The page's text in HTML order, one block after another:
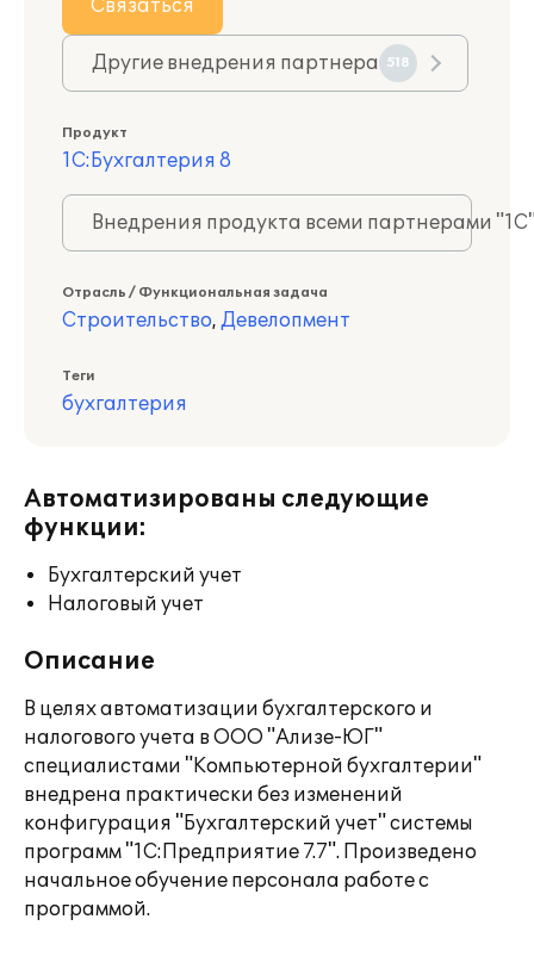
Связаться
Другие внедрения партнера 518
Продукт
1С:Бухгалтерия 8
Внедрения продукта всеми партнерами
Отрасль / Функциональная задача
Строительство, Девелопмент
Теги
бухгалтерия
Автоматизированы следующие
функции:
Бухгалтерский учет
Налоговый учет
Описание
В целях автоматизации бухгалтерского и
налогового учета в ООО "Ализе-ЮГ"
специалистами "Компьютерной бухгалтерии"
внедрена практически без изменений
конфигурация "Бухгалтерский учет" системы
программ "1С:Предприятие 7.7". Произведено
начальное обучение персонала работе с
программой.